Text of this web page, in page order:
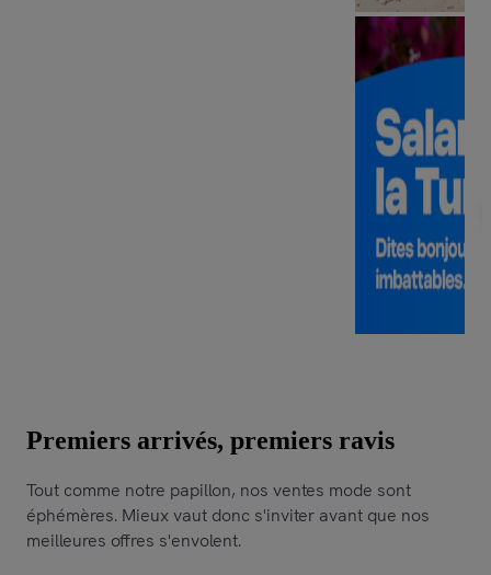
Premiers arrivés, premiers ravis
Tout comme notre papillon, nos ventes mode sont
éphémères. Mieux vaut donc s'inviter avant que nos
meilleures offres s'envolent.